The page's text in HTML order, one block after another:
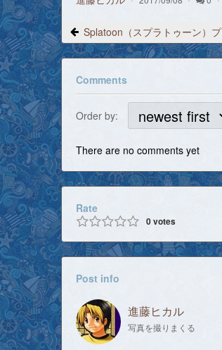
Comments
Order by:
There are no comments yet
Rate
0votes
Post info
進藤ヒカル
写真を撮りまくる